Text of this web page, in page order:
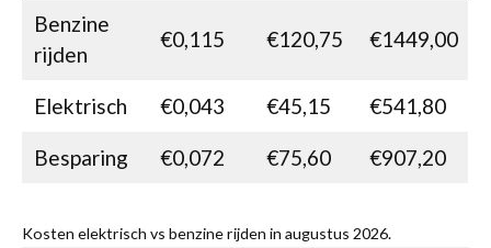
Benzine
rijden
€0,115 €120,75 €1449,00
Elektrisch €0,043 €45,15 €541,80
Besparing €0,072 €75,60 €907,20
Kosten elektrisch vs benzine rijden in augustus 2026.